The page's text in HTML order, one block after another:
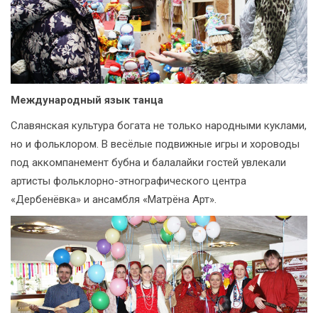
Международный язык танца
Славянская культура богата не только народными куклами,
но и фольклором. В весёлые подвижные игры и хороводы
под аккомпанемент бубна и балалайки гостей увлекали
артисты фольклорно-этнографического центра
«Дербенёвка» и ансамбля «Матрёна Арт».